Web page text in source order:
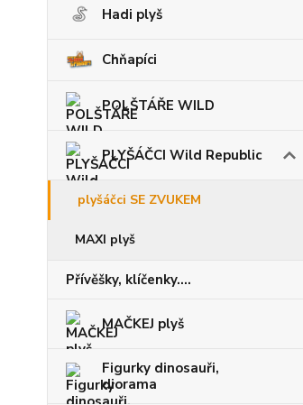
Hadi plyš
Chňapíci
POLŠTÁŘE WILD
PLYŠÁČCI Wild Republic
plyšáčci SE ZVUKEM
MAXI plyš
Přívěšky, klíčenky....
MAČKEJ plyš
Figurky dinosauři,
diorama